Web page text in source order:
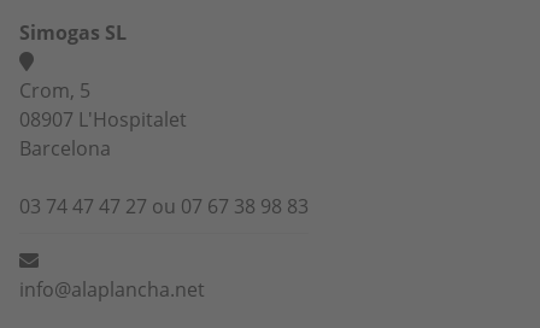
Simogas SL
Crom, 5
08907 L'Hospitalet
Barcelona
03 74 47 47 27 ou 07 67 38 98 83
info@alaplancha.net